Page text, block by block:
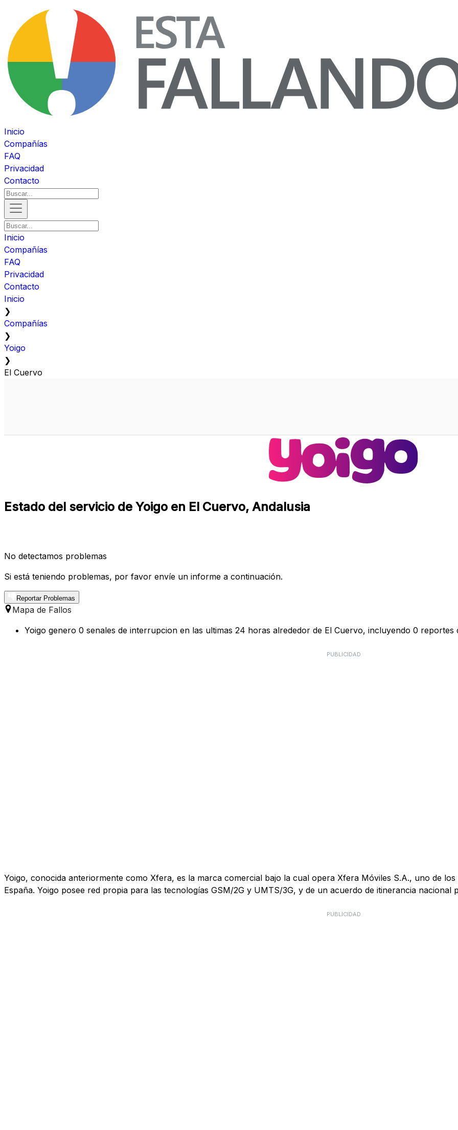
Inicio
Compañías
FAQ
Privacidad
Contacto
Inicio
Compañías
FAQ
Privacidad
Contacto
Inicio
❯
Compañías
❯
Yoigo
❯
El Cuervo
Estado del servicio de Yoigo en El Cuervo, Andalusia
No detectamos problemas
Si está teniendo problemas, por favor envíe un informe a continuación.
Reportar Problemas
Mapa de Fallos
Yoigo genero 0 senales de interrupcion en las ultimas 24 horas alrededor de El Cuervo, incluyendo 0 reportes
PUBLICIDAD
Yoigo, conocida anteriormente como Xfera, es la marca comercial bajo la cual opera Xfera Móviles S.A., uno de
España. Yoigo posee red propia para las tecnologías GSM/2G y UMTS/3G, y de un acuerdo de itinerancia nacional
PUBLICIDAD